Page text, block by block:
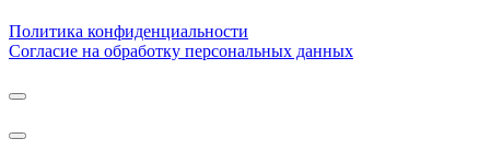
Политика конфиденциальности
Согласие на обработку персональных данных